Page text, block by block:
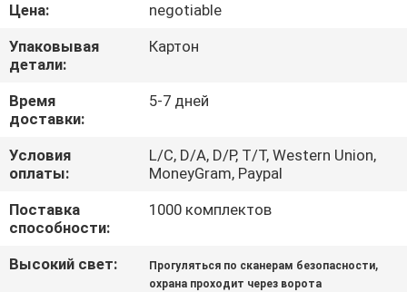
СПРОСИТЕ
ЦИТАТУ
КАРТА
САЙТА
PRIVACY
Цена:
negotiable
Упаковывая
детали:
Картон
Время
доставки:
5-7 дней
Условия
оплаты:
L/C, D/A, D/P, T/T, Western Union,
MoneyGram, Paypal
Поставка
способности:
1000 комплектов
Высокий свет: Прогуляться по сканерам безопасности,
охрана проходит через ворота